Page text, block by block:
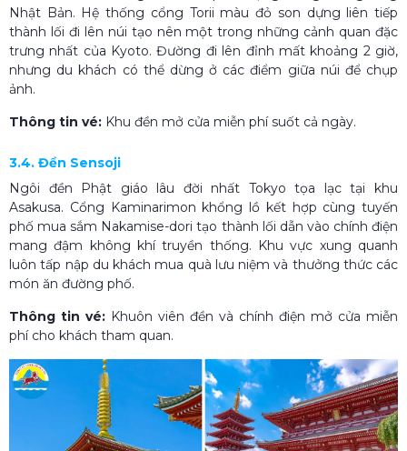
Nhật Bản. Hệ thống cổng Torii màu đỏ son dựng liên tiếp
thành lối đi lên núi tạo nên một trong những cảnh quan đặc
trưng nhất của Kyoto. Đường đi lên đỉnh mất khoảng 2 giờ,
nhưng du khách có thể dừng ở các điểm giữa núi để chụp
ảnh.
Thông tin vé: Khu đền mở cửa miễn phí suốt cả ngày.
3.4. Đền Sensoji
Ngôi đền Phật giáo lâu đời nhất Tokyo tọa lạc tại khu
Asakusa. Cổng Kaminarimon khổng lồ kết hợp cùng tuyến
phố mua sắm Nakamise-dori tạo thành lối dẫn vào chính điện
mang đậm không khí truyền thống. Khu vực xung quanh
luôn tấp nập du khách mua quà lưu niệm và thưởng thức các
món ăn đường phố.
Thông tin vé: Khuôn viên đền và chính điện mở cửa miễn
phí cho khách tham quan.